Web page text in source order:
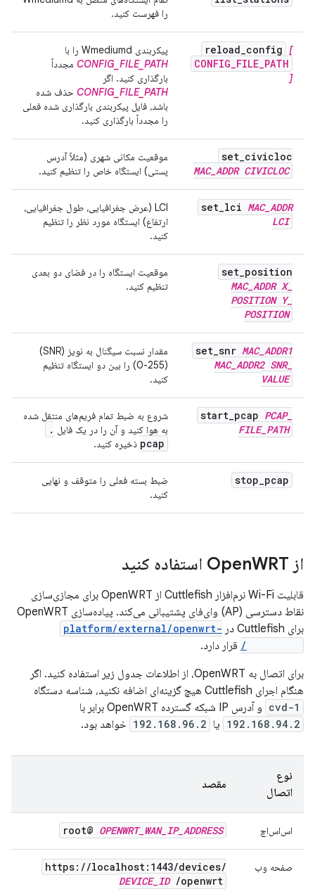
را فهرست کنید.
reload_config [
CONFIG_FILE_PATH
]
پیکربندی Wmediumd را با
CONFIG_FILE_PATH مجدداً
بارگذاری کنید. اگر
CONFIG_FILE_PATH حذف شده
باشد، فایل پیکربندی بارگذاری شده فعلی
را مجدداً بارگذاری کنید.
set_civicloc
MAC_ ADDR CIVICLOC
موقعیت مکانی شهری (مثلاً آدرس
پستی) ایستگاه خاص را تنظیم کنید.
set_lci MAC_ ADDR
LCI
LCI (عرض جغرافیایی، طول جغرافیایی،
ارتفاع) ایستگاه مورد نظر را تنظیم
کنید.
set_position
MAC_ ADDR X_
POSITION Y_
POSITION
موقعیت ایستگاه را در فضای دو بعدی
تنظیم کنید.
set_snr MAC_ ADDR1
MAC_ ADDR2 SNR_
VALUE
مقدار نسبت سیگنال به نویز (SNR)
(0-255) را بین دو ایستگاه تنظیم
کنید.
start_pcap PCAP_
FILE_ PATH
شروع به ضبط تمام فریم‌های منتقل شده
به هوا کنید و آن را در یک فایل .
pcap ذخیره کنید.
stop_pcap
ضبط بسته فعلی را متوقف و نهایی
کنید.
از Open WRT استفاده کنید
قابلیت Wi-Fi نرم‌افزار Cuttlefish از OpenWRT برای مجازی‌سازی
نقاط دسترسی (AP) وای‌فای پشتیبانی می‌کند. پیاده‌سازی OpenWRT
برای Cuttlefish در
platform/external/openwrt-
قرار دارد.
برای اتصال به OpenWRT، از اطلاعات جدول زیر استفاده کنید. اگر
هنگام اجرای Cuttlefish هیچ گزینه‌ای اضافه نکنید، شناسه دستگاه
cvd-1 و آدرس IP شبکه گسترده OpenWRT برابر با
192.168.94.2 یا 192.168.96.2 خواهد بود.
نوع
اتصال
مقصد
اس‌اس‌اچ root@ OPENWRT_ WAN_ IP_ ADDRESS
صفحه وب https: //localhost:1443/devices/
DEVICE_ ID /openwrt